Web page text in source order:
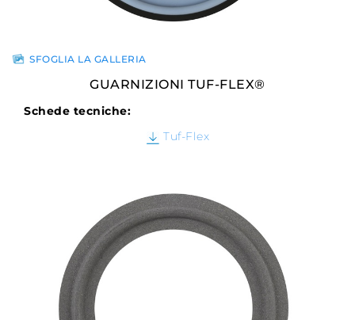
SFOGLIA LA GALLERIA
GUARNIZIONI TUF-FLEX®
Schede tecniche:
Tuf-Flex